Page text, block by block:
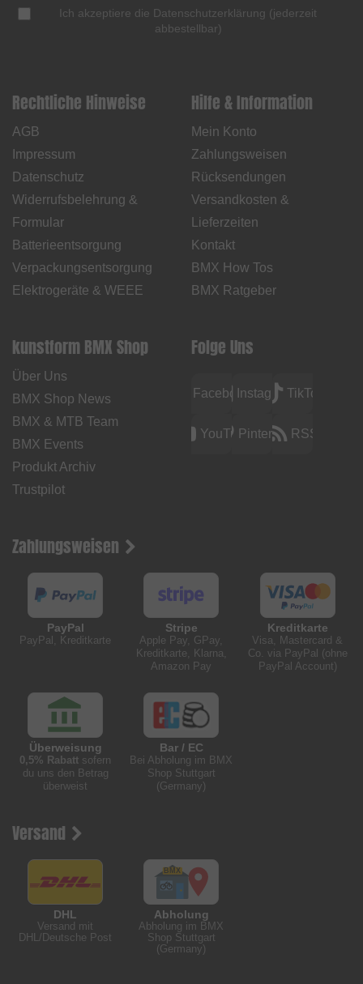
Ich akzeptiere die Datenschutzerklärung (jederzeit
abbestellbar)
Rechtliche Hinweise
AGB
Impressum
Datenschutz
Widerrufsbelehrung &
Formular
Batterieentsorgung
Verpackungsentsorgung
Elektrogeräte & WEEE
Hilfe & Information
Mein Konto
Zahlungsweisen
Rücksendungen
Versandkosten &
Lieferzeiten
Kontakt
BMX How Tos
BMX Ratgeber
kunstform BMX Shop
Über Uns
BMX Shop News
BMX & MTB Team
BMX Events
Produkt Archiv
Trustpilot
Folge Uns
FacebookInstagramTikTok
YouTubePinterest RSS
Zahlungsweisen
PayPal
PayPal, Kreditkarte
Stripe
Apple Pay, GPay,
Kreditkarte, Klarna,
Amazon Pay
Kreditkarte
Visa, Mastercard &
Co. via PayPal (ohne
PayPal Account)
Überweisung
0,5% Rabatt sofern
du uns den Betrag
überweist
Bar / EC
Bei Abholung im BMX
Shop Stuttgart
(Germany)
Versand
DHL
Versand mit
DHL/Deutsche Post
Abholung
Abholung im BMX
Shop Stuttgart
(Germany)